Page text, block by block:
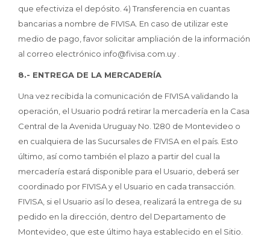
que efectiviza el depósito. 4) Transferencia en cuantas
bancarias a nombre de FIVISA. En caso de utilizar este
medio de pago, favor solicitar ampliación de la información
al correo electrónico info@fivisa.com.uy .
8.- ENTREGA DE LA MERCADERÍA
Una vez recibida la comunicación de FIVISA validando la
operación, el Usuario podrá retirar la mercadería en la Casa
Central de la Avenida Uruguay No. 1280 de Montevideo o
en cualquiera de las Sucursales de FIVISA en el país. Esto
último, así como también el plazo a partir del cual la
mercadería estará disponible para el Usuario, deberá ser
coordinado por FIVISA y el Usuario en cada transacción.
FIVISA, si el Usuario así lo desea, realizará la entrega de su
pedido en la dirección, dentro del Departamento de
Montevideo, que este último haya establecido en el Sitio.